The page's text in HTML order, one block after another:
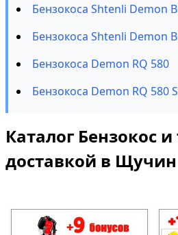
Бензокоса Shtenli Demon
Бензокоса Shtenli Demon
Бензокоса Demon RQ 580
Бензокоса Demon RQ 580 S
Каталог Бензокос
доставкой в Щучин